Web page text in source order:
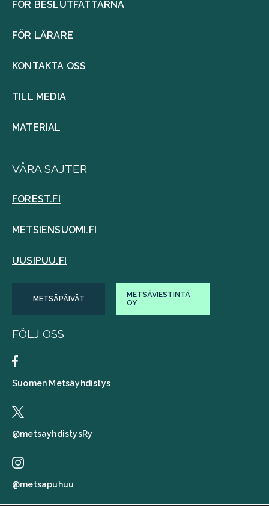
FÖR BESLUTFATTARNA
FÖR LÄRARE
KONTAKTA OSS
TILL MEDIA
MATERIAL
VÅRA SAJTER
FOREST.FI
METSIENSUOMI.FI
UUSIPUU.FI
METSÄPÄIVÄT
METSÄVIESTINTÄ
OY
FÖLJ OSS
Suomen Metsäyhdistys
@metsayhdistysRy
@metsapuhuu